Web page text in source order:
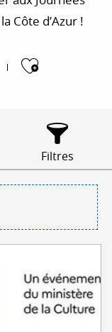
Côte d’Azur !
Filtres